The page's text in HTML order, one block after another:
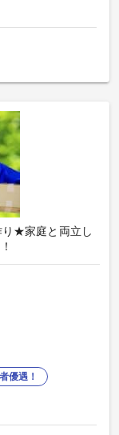
り★家庭と両立し
優遇！